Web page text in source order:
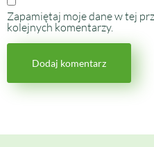
Zapamiętaj moje dane w tej
kolejnych komentarzy.